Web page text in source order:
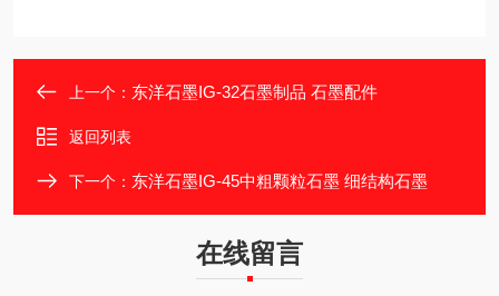
上一个： 东洋石墨IG-32石墨制品 石墨配件
返回列表
下一个： 东洋石墨IG-45中粗颗粒石墨 细结构石墨
在线留言